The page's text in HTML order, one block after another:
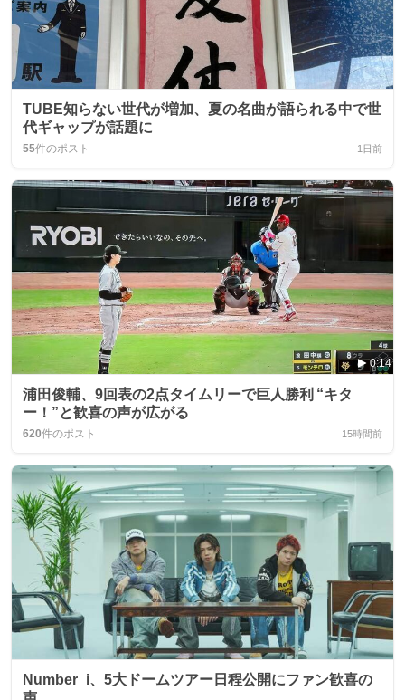
TUBE知らない世代が増加、夏の名曲が語られる中で世
代ギャップが話題に
55件のポスト 1日前
0:14
浦田俊輔、9回表の2点タイムリーで巨人勝利 “キタ
ー！”と歓喜の声が広がる
620件のポスト 15時間前
Number_i、5大ドームツアー日程公開にファン歓喜の